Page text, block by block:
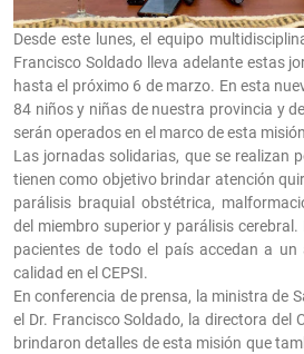
Desde este lunes, el equipo
Francisco Soldado lleva adelante estas
hasta el próximo 6 de marzo. En esta
84 niños y niñas de nuestra provincia y
serán operados en el marco de esta
Las jornadas solidarias, que se realizan
tienen como objetivo brindar atención
parálisis braquial obstétrica,
del miembro superior y parálisis
pacientes de todo el país accedan a un
calidad en el CEPSI.
En conferencia de prensa, la ministra de
el Dr. Francisco Soldado, la directora del
brindaron detalles de esta misión que